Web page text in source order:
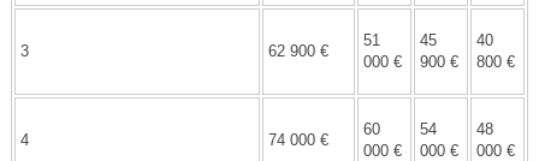
3 62 900 €
51
000 €
45
900 €
40
800 €
4 74 000 €
60
000 €
54
000 €
48
000 €